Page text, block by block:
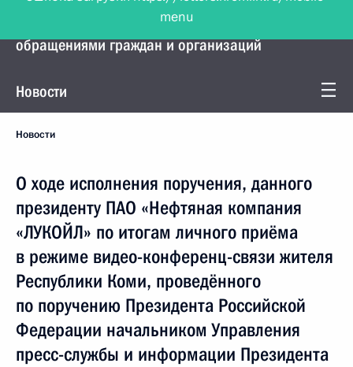
Управление Президента по работе с
обращениями граждан и организаций
Новости
Новости
О ходе исполнения поручения, данного
президенту ПАО «Нефтяная компания
«ЛУКОЙЛ» по итогам личного приёма
в режиме видео-конференц-связи жителя
Республики Коми, проведённого
по поручению Президента Российской
Федерации начальником Управления
пресс-службы и информации Президента
menu